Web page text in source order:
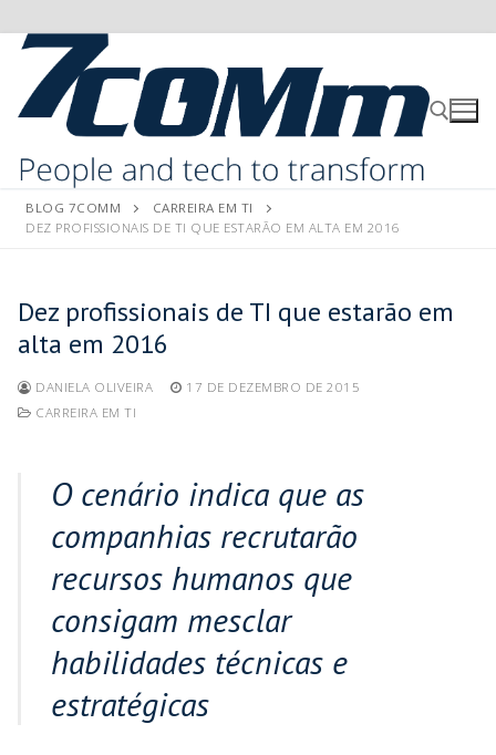
BLOG 7COMM
CARREIRA EM TI
DEZ PROFISSIONAIS DE TI QUE ESTARÃO EM ALTA EM 2016
Dez profissionais de TI que estarão em
alta em 2016
DANIELA OLIVEIRA
17 DE DEZEMBRO DE 2015
CARREIRA EM TI
O cenário indica que as
companhias recrutarão
recursos humanos que
consigam mesclar
habilidades técnicas e
estratégicas